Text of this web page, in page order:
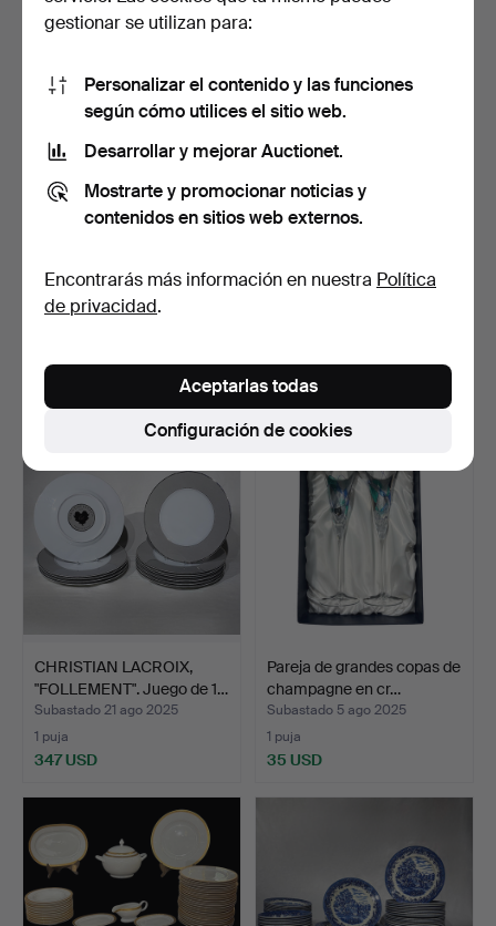
208 USD
SAINT LOUIS. Jarra modelo
Thistle Gold en …
8 pujas
Juego de 12 copas de
16 pujas
151 USD
CHRISTIAN LACROIX,
"FOLLEMENT". Juego de 1…
Subastado 21 ago 2025
1 puja
347 USD
Pareja de grandes copas de
champagne en cr…
Subastado 5 ago 2025
1 puja
35 USD
gestionar se utilizan para:
Personalizar el contenido y las funciones
según cómo utilices el sitio web.
Desarrollar y mejorar Auctionet.
Mostrarte y promocionar noticias y
contenidos en sitios web externos.
Encontrarás más información en nuestra Política
de privacidad.
Configuración de cookies
Aceptarlas todas